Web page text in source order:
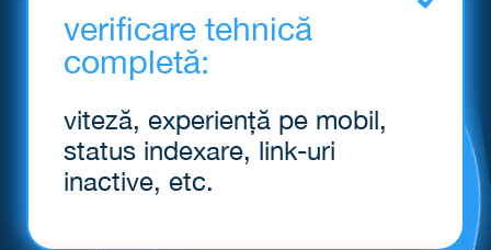
verificare tehnică
completă:
viteză, experiență pe mobil,
status indexare, link-uri
inactive, etc.